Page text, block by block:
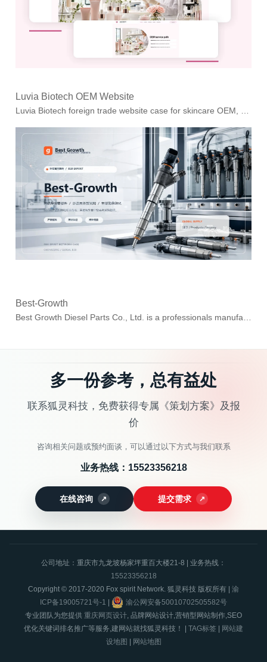
Luvia Biotech OEM Website
Best-Growth
多一份参考，总有益处
联系狐灵科技，免费获得专属《策划方案》及报
价
咨询相关问题或预约面谈，可以通过以下方式与我们联系
业务热线： 15523356218
在线咨询 提交需求
公司地址：重庆市九龙坡杨家坪重百大楼21-8 | 业务热线：
15523356218
Copyright © 2017-2020 Fox spirit Network. 狐灵科技 版权所有 | 渝
ICP备19005721号-1 |
渝公网安备50010702505582号
专业团队为您提供 重庆网页设计 , 品牌网站设计,营销型网站制作,SEO
优化关键词排名推广等服务,建网站就找狐灵科技！ | TAG标签 | 网站建
设地图 | 网站地图